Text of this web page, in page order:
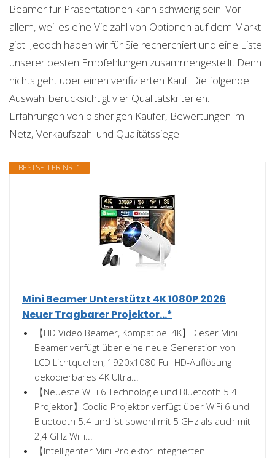
Beamer für Präsentationen kann schwierig sein. Vor
allem, weil es eine Vielzahl von Optionen auf dem Markt
gibt. Jedoch haben wir für Sie recherchiert und eine Liste
unserer besten Empfehlungen zusammengestellt. Denn
nichts geht über einen verifizierten Kauf. Die folgende
Auswahl berücksichtigt vier Qualitätskriterien.
Erfahrungen von bisherigen Käufer, Bewertungen im
Netz, Verkaufszahl und Qualitätssiegel.
BESTSELLER NR. 1
Mini Beamer Unterstützt 4K 1080P 2026
Neuer Tragbarer Projektor...*
【HD Video Beamer, Kompatibel 4K】Dieser Mini
Beamer verfügt über eine neue Generation von
LCD Lichtquellen, 1920x1080 Full HD-Auflösung
dekodierbares 4K Ultra...
【Neueste WiFi 6 Technologie und Bluetooth 5.4
Projektor】Coolid Projektor verfügt über WiFi 6 und
Bluetooth 5.4 und ist sowohl mit 5 GHz als auch mit
2,4 GHz WiFi...
【Intelligenter Mini Projektor-Integrierten